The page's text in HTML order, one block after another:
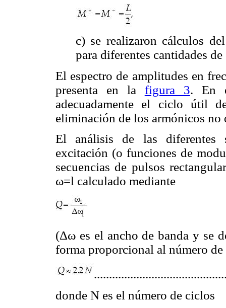
c) se realizaron cálculos
para diferentes cantidades
El espectro de amplitudes en
presenta en la figura 3. En
adecuadamente el ciclo útil
eliminación de los armónicos no
El análisis de las diferentes
excitación (o funciones de
secuencias de pulsos
ω=l calculado mediante
(Δω es el ancho de banda y se
forma proporcional al número
donde N es el número de ciclos